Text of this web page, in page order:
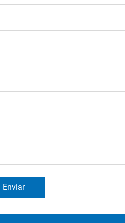
Enviar